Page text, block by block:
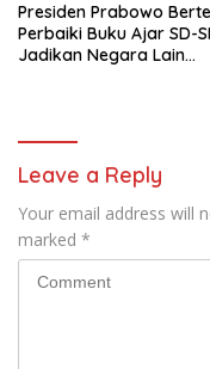
Presiden Prabowo
Perbaiki Buku Ajar SD-
Jadikan Negara Lain
Leave a Reply
Your email address will
marked *